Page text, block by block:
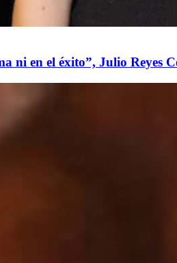
ni en el éxito”, Julio Reyes